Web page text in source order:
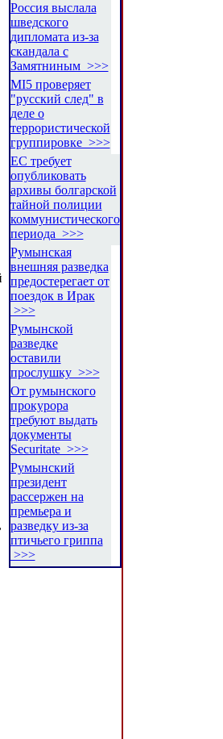
Россия выслала
шведского
дипломата из-за
скандала с
Замятниным >>>
MI5 проверяет
"русский след" в
деле о
террористической
группировке >>>
ЕС требует
опубликовать
архивы болгарской
тайной полиции
коммунистического
периода >>>
Румынская
внешняя разведка
предостерегает от
поездок в Ирак
>>>
Румынской
разведке
оставили
прослушку >>>
От румынского
прокурора
требуют выдать
документы
Securitate >>>
Румынский
президент
рассержен на
премьера и
разведку из-за
птичьего гриппа
>>>